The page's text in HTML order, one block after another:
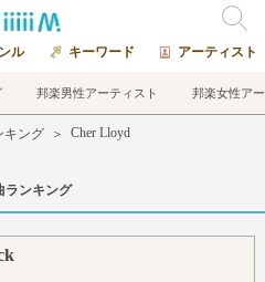
ル キーワード アーティスト
邦楽男性アーティスト 邦楽女性ア
キング ＞ Cher Lloyd
ランキング